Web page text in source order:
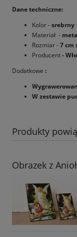
Dane techniczne:
Kolor -srebrny
Materiał -
Rozmiar -7 cm
Producent-
Dodatkowe :
W zestawie
Produkty
Obrazek z